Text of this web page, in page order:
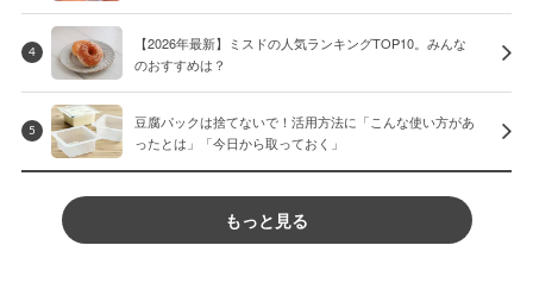
4
【2026年最新】ミスドの人気ランキングTOP10。みんな
のおすすめは？
5
豆腐パックは捨てないで！活用方法に「こんな使い方があ
ったとは」「今日から取っておく」
もっと見る